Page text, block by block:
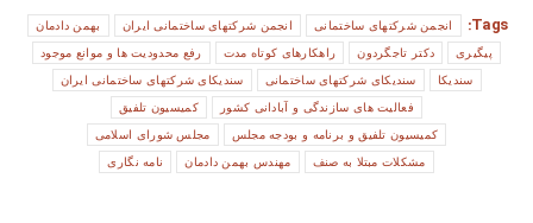
Tags:
انجمن شرکتهای ساختمانی انجمن شرکتهای ساختمانی ایران بهمن دادمان
پیگیری دکتر تاجگردون راهکارهای کوتاه مدت رفع محدودیت ها و موانع موجود
سندیکا سندیکای شرکتهای ساختمانی سندیکای شرکتهای ساختمانی ایران
فعالیت های سازندگی و آبادانی کشور کمیسیون تلفیق
کمیسیون تلفیق و برنامه و بودجه مجلس مجلس شورای اسلامی
مشکلات مبتلا به صنف مهندس بهمن دادمان نامه نگاری